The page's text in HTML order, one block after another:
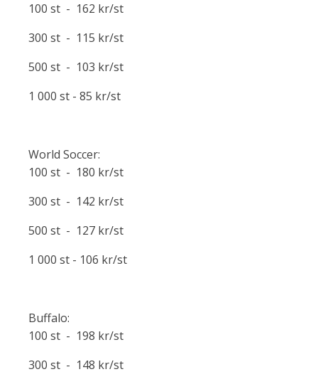
100 st - 162 kr/st
300 st - 115 kr/st
500 st - 103 kr/st
1 000 st - 85 kr/st
World Soccer:
100 st - 180 kr/st
300 st - 142 kr/st
500 st - 127 kr/st
1 000 st - 106 kr/st
Buffalo:
100 st - 198 kr/st
300 st - 148 kr/st